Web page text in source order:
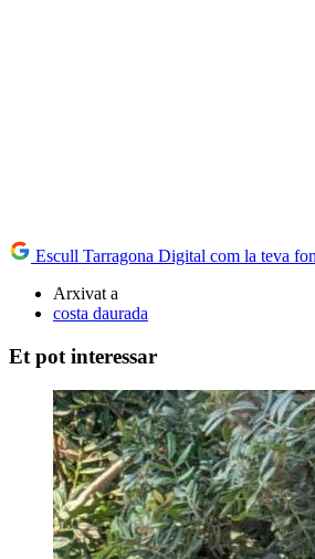
Escull Tarragona Digital com la teva
Arxivat a
costa daurada
Et pot interessar